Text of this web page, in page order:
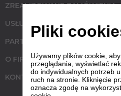
ZREALIZOWANE ZAMÓWIENIA
USŁUGI
PARTNERZY
O FIRMIE
KONTAKT
Pliki
Używamy plików cookie,
przeglądania, wyświetlać
do indywidualnych potrzeb
ruch na stronie. Kliknięcie
oznacza zgodę na